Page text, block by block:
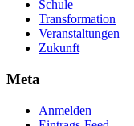
Schule
Transformation
Veranstaltungen
Zukunft
Meta
Anmelden